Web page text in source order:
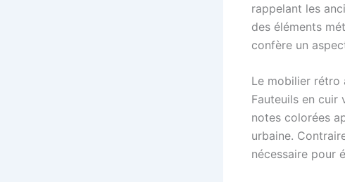
rappelant les
des éléments
confère un
Le mobilier rétro
Fauteuils en cuir
notes colorées
urbaine.
nécessaire pour